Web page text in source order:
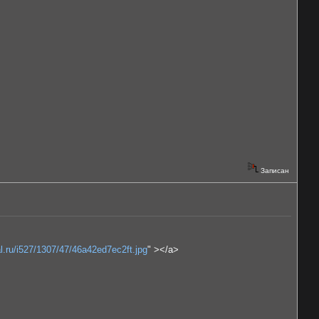
Записан
i527/1307/47/46a42ed7ec2ft.jpg" ></a>